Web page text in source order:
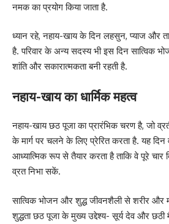
नमक का प्रयोग किया जाता है.
ध्यान रहे, नहाय-खाय के दिन लहसुन, प्याज और
है. परिवार के अन्य सदस्य भी इस दिन सात्विक
शांति और सकारात्मकता बनी रहती है.
नहाय-खाय का धार्मिक महत्व
नहाय-खाय छठ पूजा का प्रारंभिक चरण है, जो
के मार्ग पर चलने के लिए प्रेरित करता है. यह
आध्यात्मिक रूप से तैयार करता है ताकि वे पूरे चार
व्रत निभा सकें.
सात्विक भोजन और शुद्ध जीवनशैली से शरीर और
शुद्धता छठ पूजा के मुख्य उद्देश्य- सूर्य देव और छठी